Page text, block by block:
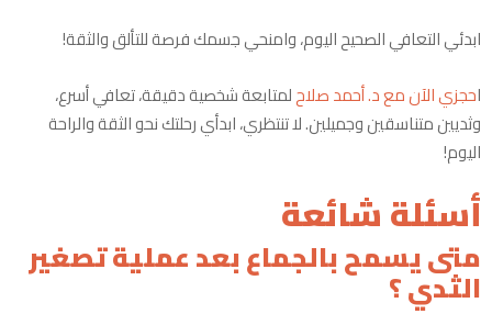
ابدئي التعافي الصحيح اليوم، وامنحي جسمك فرصة للتألق والثقة!
احجزي الآن مع د. أحمد صلاحلمتابعة شخصية دقيقة، تعافي أسرع،
وثديين متناسقين وجميلين. لا تنتظري، ابدأي رحلتك نحو الثقة والراحة
اليوم!
أسئلة شائعة
متى يسمح بالجماع بعد عملية تصغير
الثدي ؟